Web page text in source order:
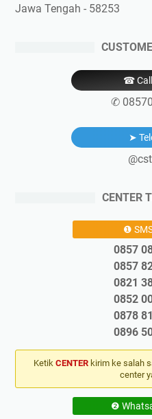
Jawa Tengah - 58253
☎ Call
✆
➤
CENTER
❶
0857
0857
0821
0852
0878
0896
Ketik CENTER kirim ke salah
center
❷